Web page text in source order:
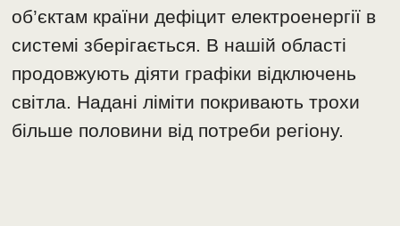
об’єктам країни дефіцит електроенергії в
системі зберігається. В нашій області
продовжують діяти графіки відключень
світла. Надані ліміти покривають трохи
більше половини від потреби регіону.